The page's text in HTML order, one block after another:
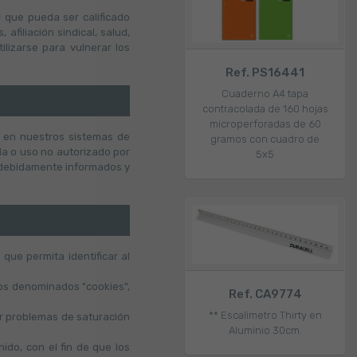
pueda ser calificado
afiliación sindical, salud,
para vulnerar los
en nuestros sistemas de
o uso no autorizado por
informados y
que permita identificar al
denominados "cookies",
problemas de saturación
con el fin de que los
Ref. PS16441
Cuaderno A4 tapa
contracolada de 160 hojas
microperforadas de 60
gramos con cuadro de
5x5
Ref. CA9774
** Escalimetro Thirty en
Aluminio 30cm.